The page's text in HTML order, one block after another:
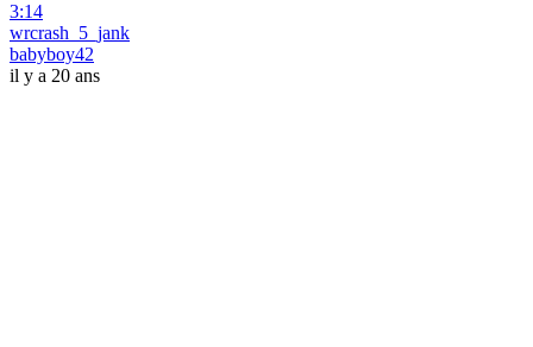
3:14
wrcrash_5_jank
babyboy42
il y a 20 ans